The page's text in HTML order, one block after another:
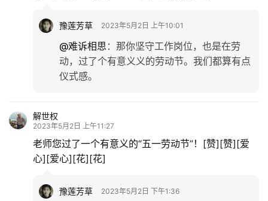
豫莲芳草 2023年5月2日 上午10:01
@难诉相思 ： 那你坚守工作岗位，也是在劳
动，过了个有意义义的劳动节。我们都算有点
仪式感。
解世权
2023年5月2日 上午11:27
老师您过了一个有意义的“五一劳动节”！[赞][赞][爱
心][爱心][花][花]
豫莲芳草 2023年5月2日 下午1:36